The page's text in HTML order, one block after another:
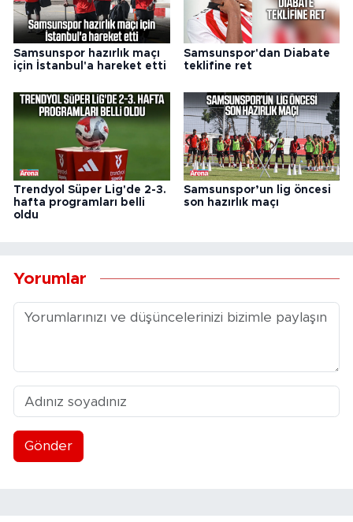
Samsunspor hazırlık maçı
için İstanbul'a hareket etti
Samsunspor'dan Diabate
teklifine ret
Trendyol Süper Lig'de 2-3.
hafta programları belli
oldu
Samsunspor’un lig öncesi
son hazırlık maçı
Yorumlar
Gönder